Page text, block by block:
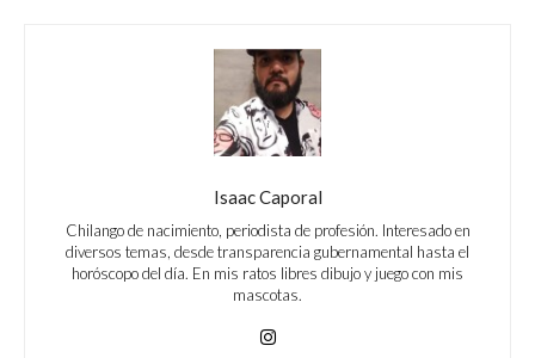
Isaac Caporal
Chilango de nacimiento, periodista de profesión. Interesado en
diversos temas, desde transparencia gubernamental hasta el
horóscopo del día. En mis ratos libres dibujo y juego con mis
mascotas.